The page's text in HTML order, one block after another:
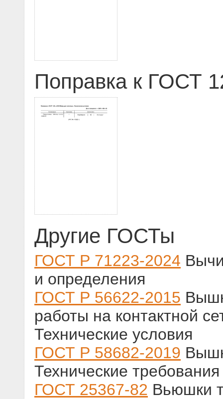
Поправка к ГОСТ
Другие ГОСТы
ГОСТ Р 71223-2024
и определения
ГОСТ Р 56622-2015
работы на контактной
Технические условия
ГОСТ Р 58682-2019
Технические
ГОСТ 25367-82 Вьюшки